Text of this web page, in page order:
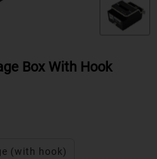
Box With Hook
(with hook)